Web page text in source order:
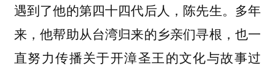
遇到了他的第四十四代后人，陈先生。多年
来，他帮助从台湾归来的乡亲们寻根，也一
直努力传播关于开漳圣王的文化与故事过